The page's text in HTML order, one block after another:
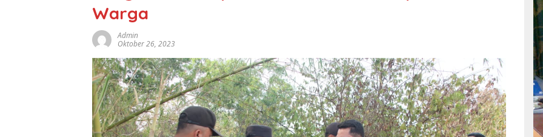
Warga
Admin
Oktober 26, 2023